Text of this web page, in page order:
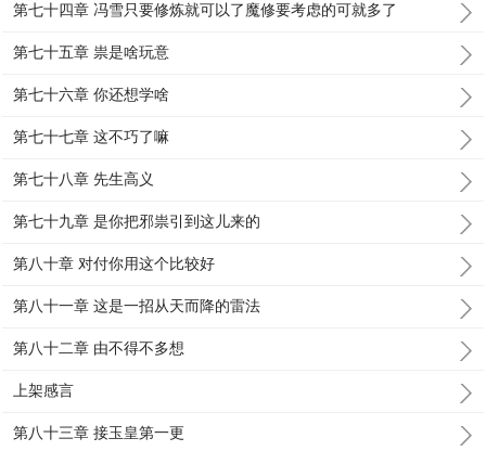
第七十四章 冯雪只要修炼就可以了魔修要考虑的可就多了
第七十五章 祟是啥玩意
第七十六章 你还想学啥
第七十七章 这不巧了嘛
第七十八章 先生高义
第七十九章 是你把邪祟引到这儿来的
第八十章 对付你用这个比较好
第八十一章 这是一招从天而降的雷法
第八十二章 由不得不多想
上架感言
第八十三章 接玉皇第一更